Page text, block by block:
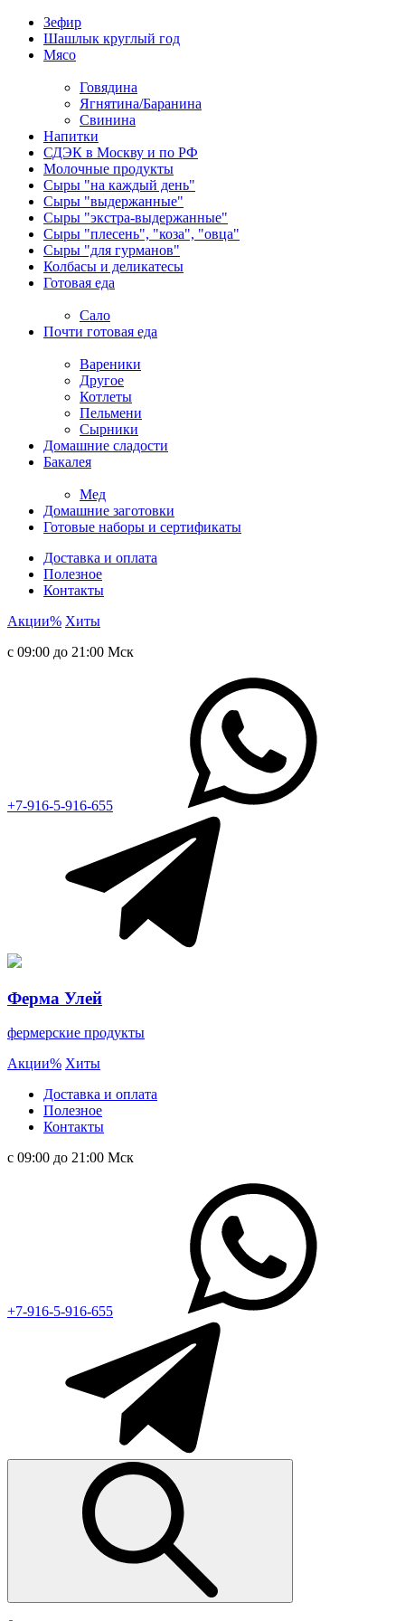
Зефир
Шашлык круглый год
Мясо
Говядина
Ягнятина/Баранина
Свинина
Напитки
СДЭК в Москву и по РФ
Молочные продукты
Сыры "на каждый день"
Сыры "выдержанные"
Сыры "экстра-выдержанные"
Сыры "плесень", "коза", "овца"
Сыры "для гурманов"
Колбасы и деликатесы
Готовая еда
Сало
Почти готовая еда
Вареники
Другое
Котлеты
Пельмени
Сырники
Домашние сладости
Бакалея
Мед
Домашние заготовки
Готовые наборы и сертификаты
Доставка и оплата
Полезное
Контакты
Акции% Хиты
с 09:00 до 21:00 Мск
+7-916-5-916-655
Ферма Улей
фермерские продукты
Акции% Хиты
Доставка и оплата
Полезное
Контакты
с 09:00 до 21:00 Мск
+7-916-5-916-655